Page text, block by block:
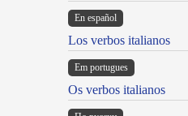
En español
Los verbos italianos
Em portugues
Os verbos italianos